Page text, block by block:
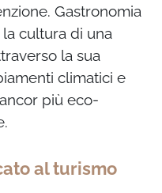
Gastronomia
cultura di una
la sua
climatici e
più eco-
al turismo